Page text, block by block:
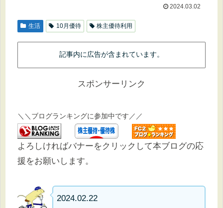
2024.03.02
生活 10月優待 株主優待利用
記事内に広告が含まれています。
スポンサーリンク
＼＼ブログランキングに参加中です／／
よろしければバナーをクリックして本ブログの応
援をお願いします。
2024.02.22